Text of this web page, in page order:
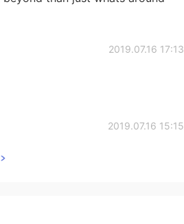
2019.07.16 17:13
2019.07.16 15:15
올리비아 씨가 쓴 글과 비슷한 대